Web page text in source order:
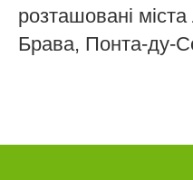
розташовані
Брава, Понта-ду-